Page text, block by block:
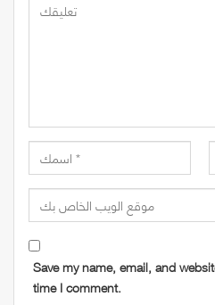
Save my name, email, and
time I comment.